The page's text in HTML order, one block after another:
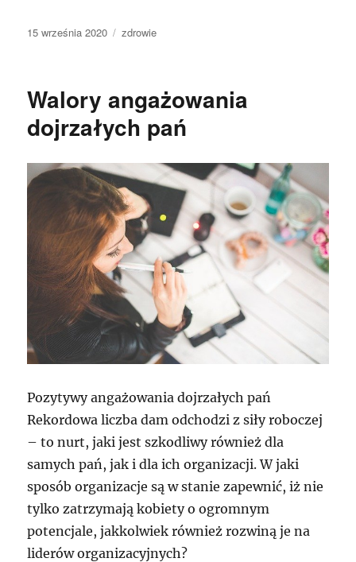
Data
15 września 2020 Kategorie
zdrowie
Walory angażowania
dojrzałych pań
Pozytywy angażowania dojrzałych pań
Rekordowa liczba dam odchodzi z siły roboczej
– to nurt, jaki jest szkodliwy również dla
samych pań, jak i dla ich organizacji. W jaki
sposób organizacje są w stanie zapewnić, iż nie
tylko zatrzymają kobiety o ogromnym
potencjale, jakkolwiek również rozwiną je na
liderów organizacyjnych?